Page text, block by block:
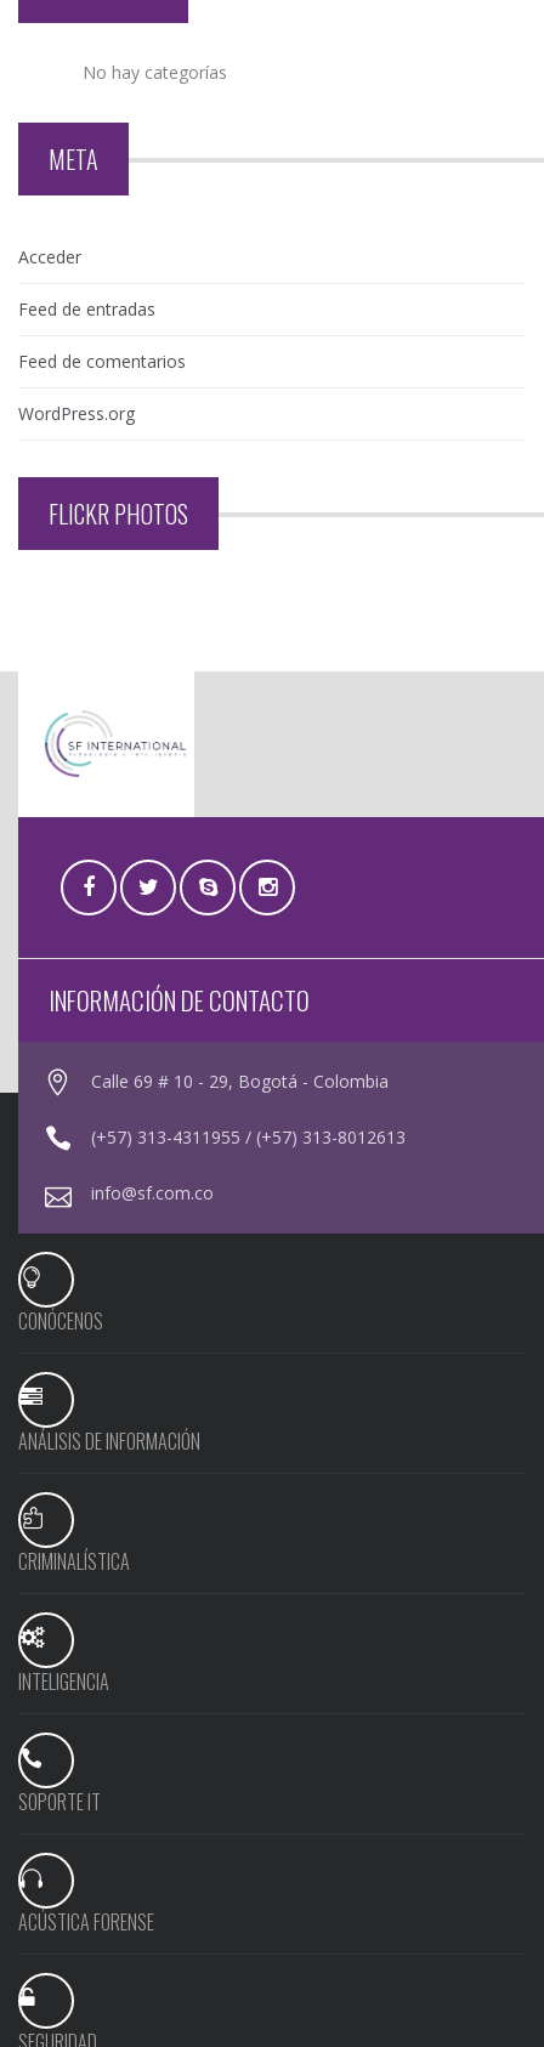
No hay categorías
META
Acceder
Feed de entradas
Feed de comentarios
WordPress.org
FLICKR PHOTOS
INFORMACIÓN DE CONTACTO
Calle 69 # 10 - 29, Bogotá - Colombia
(+57) 313-4311955 / (+57) 313-8012613
info@sf.com.co
CONÓCENOS
ANÁLISIS DE INFORMACIÓN
CRIMINALÍSTICA
INTELIGENCIA
SOPORTE IT
ACÚSTICA FORENSE